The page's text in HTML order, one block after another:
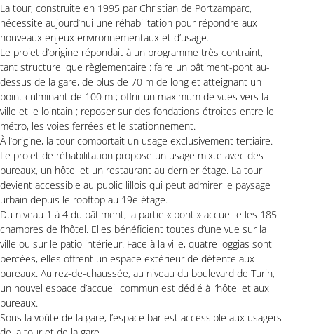
La tour, construite en 1995 par Christian de Portzamparc,
nécessite aujourd’hui une réhabilitation pour répondre aux
nouveaux enjeux environnementaux et d’usage.
Le projet d’origine répondait à un programme très contraint,
tant structurel que règlementaire : faire un bâtiment-pont au-
dessus de la gare, de plus de 70 m de long et atteignant un
point culminant de 100 m ; offrir un maximum de vues vers la
ville et le lointain ; reposer sur des fondations étroites entre le
métro, les voies ferrées et le stationnement.
À l’origine, la tour comportait un usage exclusivement tertiaire.
Le projet de réhabilitation propose un usage mixte avec des
bureaux, un hôtel et un restaurant au dernier étage. La tour
devient accessible au public lillois qui peut admirer le paysage
urbain depuis le rooftop au 19e étage.
Du niveau 1 à 4 du bâtiment, la partie « pont » accueille les 185
chambres de l’hôtel. Elles bénéficient toutes d’une vue sur la
ville ou sur le patio intérieur. Face à la ville, quatre loggias sont
percées, elles offrent un espace extérieur de détente aux
bureaux. Au rez-de-chaussée, au niveau du boulevard de Turin,
un nouvel espace d’accueil commun est dédié à l’hôtel et aux
bureaux.
Sous la voûte de la gare, l’espace bar est accessible aux usagers